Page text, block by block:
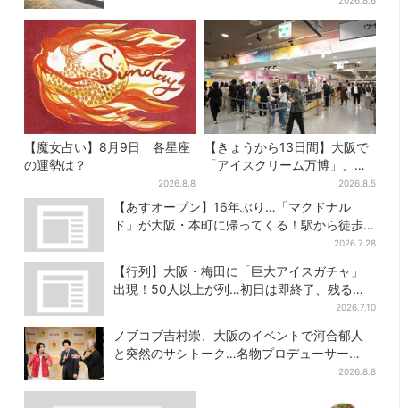
【魔女占い】8月9日 各星座
の運勢は？
2026.8.8
【きょうから13日間】大阪で
「アイスクリーム万博」、全
国34ブランド・100種超…初
登場の「チョコソフト」に行
列
2026.8.5
【あすオープン】16年ぶり…「マクドナル
ド」が大阪・本町に帰ってくる！駅から徒歩1
2026.7.28
【行列】大阪・梅田に「巨大アイスガチャ」
出現！50人以上が列…初日は即終了、残る開
2026.7.10
ノブコブ吉村崇、大阪のイベントで河合郁人
と突然のサシトーク…名物プロデューサー
2026.8.8